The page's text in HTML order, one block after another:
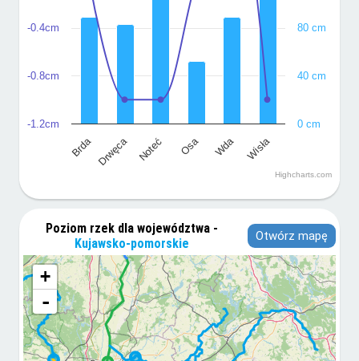
Brda Drwęca Noteć Osa Wda Wisła
-1.2cm
-0.8cm
-0.4cm
0 cm
40 cm
80 cm
Highcharts.com
Poziom rzek dla województwa -
Kujawsko-pomorskie
Otwórz mapę
+
-